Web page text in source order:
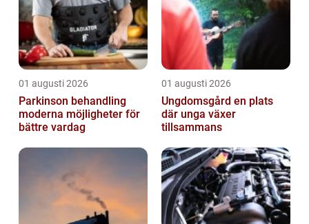
01 augusti 2026
Parkinson behandling
moderna möjligheter för
bättre vardag
01 augusti 2026
Ungdomsgård en plats
där unga växer
tillsammans